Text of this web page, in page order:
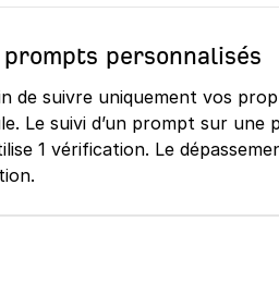
personnalisés
de suivre uniquement vos
Le suivi d’un prompt sur une
1 vérification. Le